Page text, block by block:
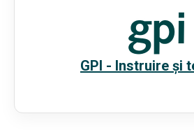
GPI - Instruire și